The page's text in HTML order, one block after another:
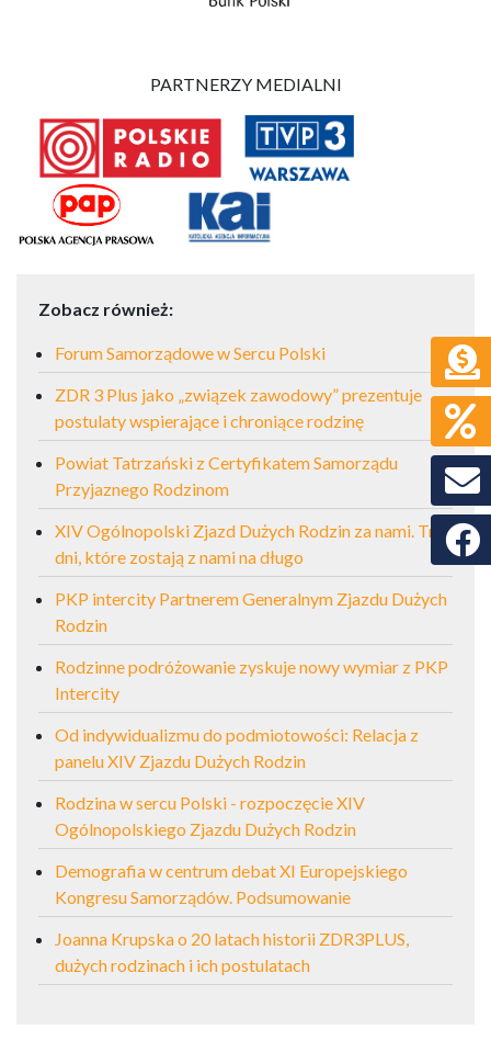
PARTNERZY MEDIALNI
Zobacz również:
Forum Samorządowe w Sercu Polski
ZDR 3 Plus jako „związek zawodowy” prezentuje
postulaty wspierające i chroniące rodzinę
Powiat Tatrzański z Certyfikatem Samorządu
Przyjaznego Rodzinom
XIV Ogólnopolski Zjazd Dużych Rodzin za nami. Trzy
dni, które zostają z nami na długo
PKP intercity Partnerem Generalnym Zjazdu Dużych
Rodzin
Rodzinne podróżowanie zyskuje nowy wymiar z PKP
Intercity
Od indywidualizmu do podmiotowości: Relacja z
panelu XIV Zjazdu Dużych Rodzin
Rodzina w sercu Polski - rozpoczęcie XIV
Ogólnopolskiego Zjazdu Dużych Rodzin
Demografia w centrum debat XI Europejskiego
Kongresu Samorządów. Podsumowanie
Joanna Krupska o 20 latach historii ZDR3PLUS,
dużych rodzinach i ich postulatach